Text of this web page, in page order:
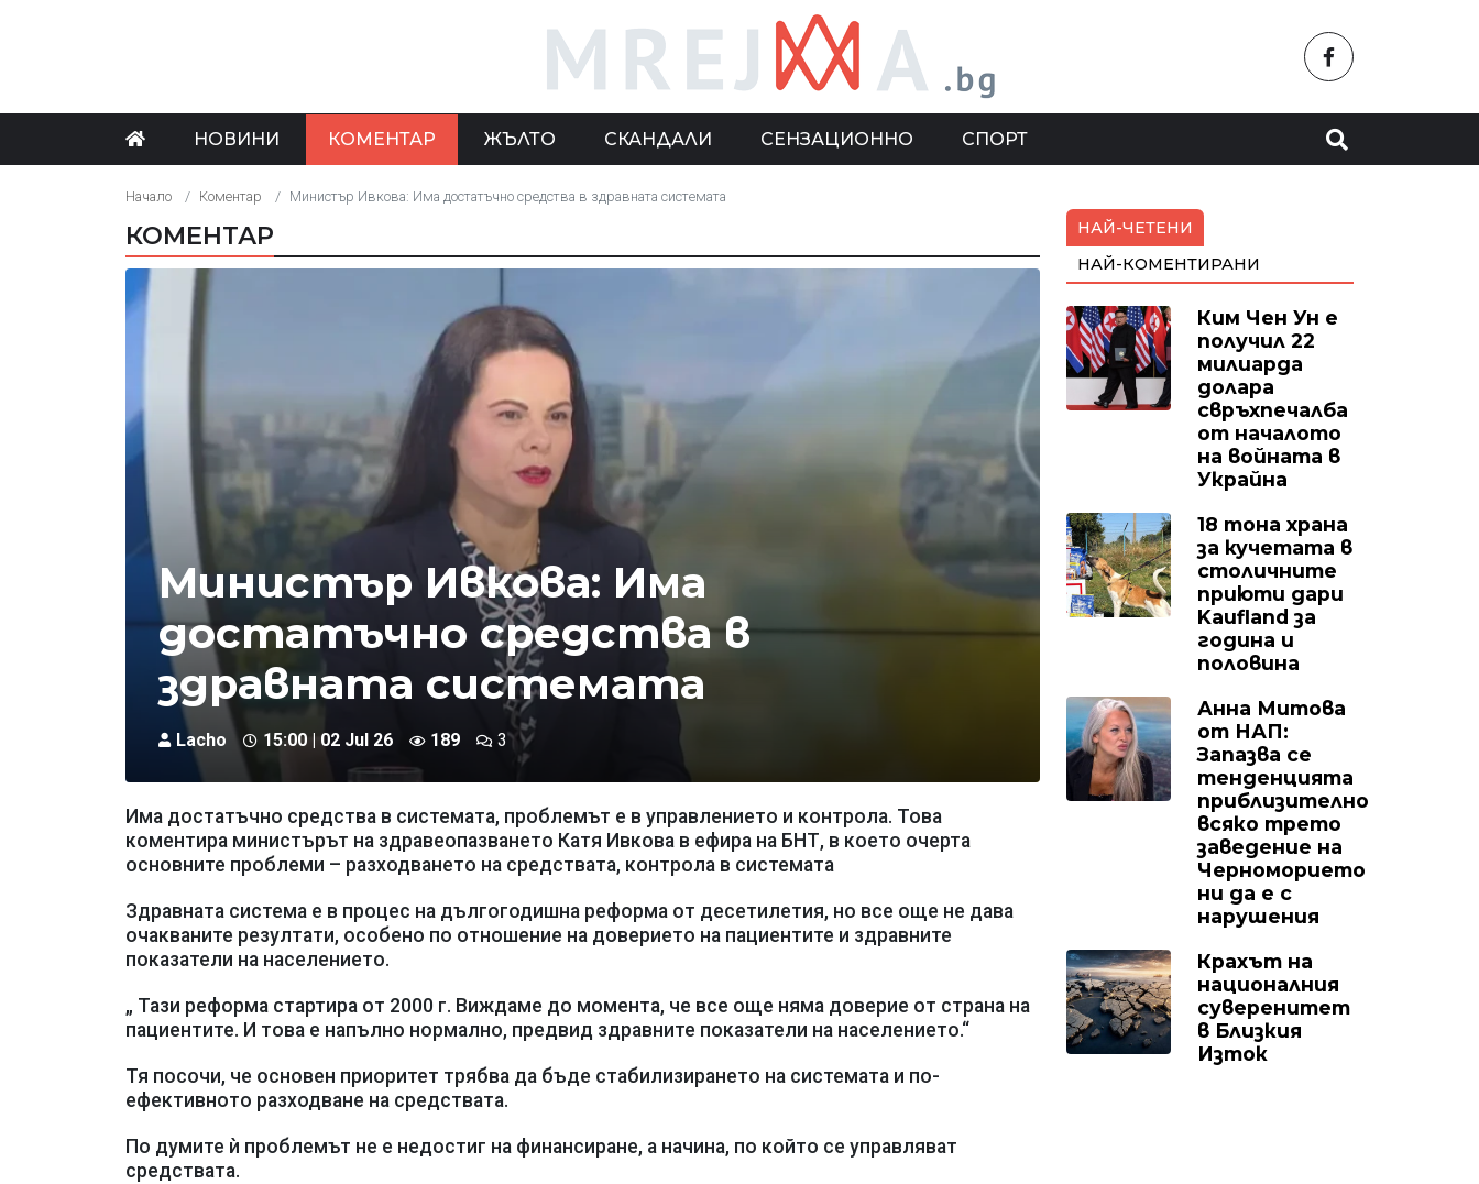
НОВИНИ КОМЕНТАР ЖЪЛТО СКАНДАЛИ СЕНЗАЦИОННО СПОРТ
Начало Коментар Министър Ивкова: Има достатъчно средства в здравната системата
КОМЕНТАР
Министър Ивкова: Има
достатъчно средства в
здравната системата
Lacho 15:00 | 02 Jul 26 189 3
Има достатъчно средства в системата, проблемът е в управлението и контрола. Това
коментира министърът на здравеопазването Катя Ивкова в ефира на БНТ, в което очерта
основните проблеми – разходването на средствата, контрола в системата
Здравната система е в процес на дългогодишна реформа от десетилетия, но все още не дава
очакваните резултати, особено по отношение на доверието на пациентите и здравните
показатели на населението.
„ Тази реформа стартира от 2000 г. Виждаме до момента, че все още няма доверие от страна на
пациентите. И това е напълно нормално, предвид здравните показатели на населението.“
Тя посочи, че основен приоритет трябва да бъде стабилизирането на системата и по-
ефективното разходване на средствата.
По думите ѝ проблемът не е недостиг на финансиране, а начина, по който се управляват
средствата.
НАЙ-ЧЕТЕНИ
НАЙ-КОМЕНТИРАНИ
Ким Чен Ун е
получил 22
милиарда
долара
свръхпечалба
от началото
на войната в
Украйна
18 тона храна
за кучетата в
столичните
приюти дари
Kaufland за
година и
половина
Анна Митова
от НАП:
Запазва се
тенденцията
приблизително
всяко трето
заведение на
Черноморието
ни да е с
нарушения
Крахът на
националния
суверенитет
в Близкия
Изток